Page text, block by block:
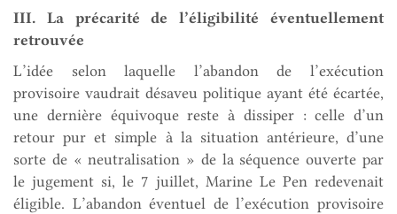
III. La précarité de l’éligibilité éventuellement
retrouvée
L’idée selon laquelle l’abandon de l’exécution
provisoire vaudrait désaveu politique ayant été écartée,
une dernière équivoque reste à dissiper : celle d’un
retour pur et simple à la situation antérieure, d’une
sorte de « neutralisation » de la séquence ouverte par
le jugement si, le 7 juillet, Marine Le Pen redevenait
éligible. L’abandon éventuel de l’exécution provisoire